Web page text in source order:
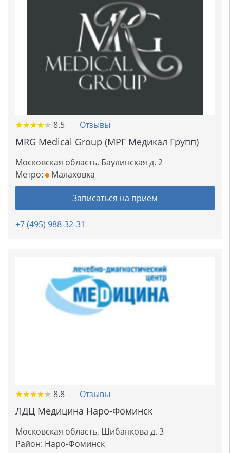
★★★★★
★★★★★ 8.5 Отзывы
MRG Medical Group (МРГ Медикал Групп)
Московская область, Баулинская д. 2
Метро:
Малаховка
Записаться на прием
+7 (495) 988-32-31
★★★★★
★★★★★ 8.8 Отзывы
ЛДЦ Медицина Наро-Фоминск
Московская область, Шибанкова д. 3
Район: Наро-Фоминск